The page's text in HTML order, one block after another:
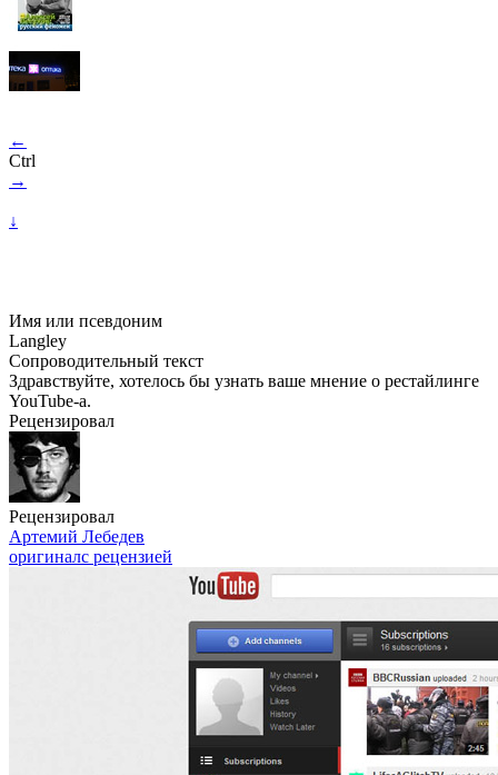
←
Ctrl
→
↓
Имя или псевдоним
Langley
Сопроводительный текст
Здравствуйте, хотелось бы узнать ваше мнение о рестайлинге
YouTube-а.
Рецензировал
Рецензировал
Артемий Лебедев
оригиналс рецензией